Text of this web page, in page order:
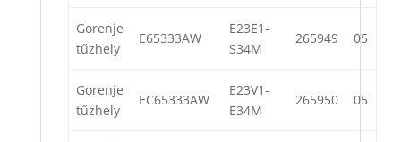
Gorenje
tűzhely
E65333AW
E23E1-
S34M
265949 05
Gorenje
tűzhely
EC65333AW
E23V1-
E34M
265950 05